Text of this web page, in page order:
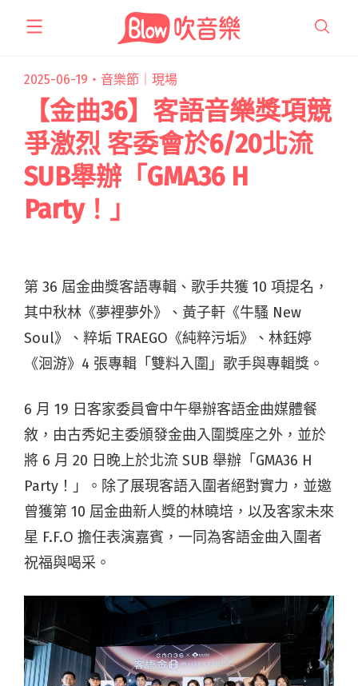
2025-06-19・ 音樂節｜現場
【金曲36】客語音樂獎項競
爭激烈 客委會於6/20北流
SUB舉辦「GMA36 H
Party！」
第 36 屆金曲獎客語專輯、歌手共獲 10 項提名，
其中秋林《夢裡夢外》、黃子軒《牛騷 New
Soul》、粹垢 TRAEGO《純粹污垢》、林鈺婷
《洄游》4 張專輯「雙料入圍」歌手與專輯獎。
6 月 19 日客家委員會中午舉辦客語金曲媒體餐
敘，由古秀妃主委頒發金曲入圍獎座之外，並於
將 6 月 20 日晚上於北流 SUB 舉辦「GMA36 H
Party！」。除了展現客語入圍者絕對實力，並邀
曾獲第 10 屆金曲新人獎的林曉培，以及客家未來
星 F.F.O 擔任表演嘉賓，一同為客語金曲入圍者
祝福與喝采。